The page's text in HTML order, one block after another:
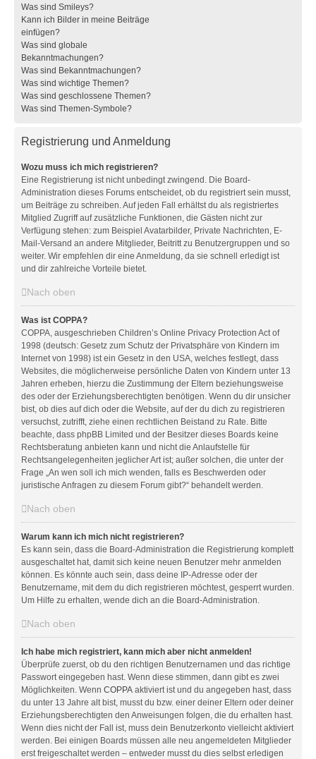
Was sind Smileys?
Kann ich Bilder in meine Beiträge
einfügen?
Was sind globale
Bekanntmachungen?
Was sind Bekanntmachungen?
Was sind wichtige Themen?
Was sind geschlossene Themen?
Was sind Themen-Symbole?
Registrierung und Anmeldung
Wozu muss ich mich registrieren?
Eine Registrierung ist nicht unbedingt zwingend. Die Board-
Administration dieses Forums entscheidet, ob du registriert sein musst,
um Beiträge zu schreiben. Auf jeden Fall erhältst du als registriertes
Mitglied Zugriff auf zusätzliche Funktionen, die Gästen nicht zur
Verfügung stehen: zum Beispiel Avatarbilder, Private Nachrichten, E-
Mail-Versand an andere Mitglieder, Beitritt zu Benutzergruppen und so
weiter. Wir empfehlen dir eine Anmeldung, da sie schnell erledigt ist
und dir zahlreiche Vorteile bietet.
Nach oben
Was ist COPPA?
COPPA, ausgeschrieben Children’s Online Privacy Protection Act of
1998 (deutsch: Gesetz zum Schutz der Privatsphäre von Kindern im
Internet von 1998) ist ein Gesetz in den USA, welches festlegt, dass
Websites, die möglicherweise persönliche Daten von Kindern unter 13
Jahren erheben, hierzu die Zustimmung der Eltern beziehungsweise
des oder der Erziehungsberechtigten benötigen. Wenn du dir unsicher
bist, ob dies auf dich oder die Website, auf der du dich zu registrieren
versuchst, zutrifft, ziehe einen rechtlichen Beistand zu Rate. Bitte
beachte, dass phpBB Limited und der Besitzer dieses Boards keine
Rechtsberatung anbieten kann und nicht die Anlaufstelle für
Rechtsangelegenheiten jeglicher Art ist; außer solchen, die unter der
Frage „An wen soll ich mich wenden, falls es Beschwerden oder
juristische Anfragen zu diesem Forum gibt?“ behandelt werden.
Nach oben
Warum kann ich mich nicht registrieren?
Es kann sein, dass die Board-Administration die Registrierung komplett
ausgeschaltet hat, damit sich keine neuen Benutzer mehr anmelden
können. Es könnte auch sein, dass deine IP-Adresse oder der
Benutzername, mit dem du dich registrieren möchtest, gesperrt wurden.
Um Hilfe zu erhalten, wende dich an die Board-Administration.
Nach oben
Ich habe mich registriert, kann mich aber nicht anmelden!
Überprüfe zuerst, ob du den richtigen Benutzernamen und das richtige
Passwort eingegeben hast. Wenn diese stimmen, dann gibt es zwei
Möglichkeiten. Wenn COPPA aktiviert ist und du angegeben hast, dass
du unter 13 Jahre alt bist, musst du bzw. einer deiner Eltern oder deiner
Erziehungsberechtigten den Anweisungen folgen, die du erhalten hast.
Wenn dies nicht der Fall ist, muss dein Benutzerkonto vielleicht aktiviert
werden. Bei einigen Boards müssen alle neu angemeldeten Mitglieder
erst freigeschaltet werden – entweder musst du dies selbst erledigen